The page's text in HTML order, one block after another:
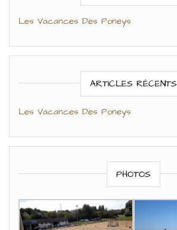
Les Vacances Des Poneys
ARTICLES RÉCENTS
Les Vacances Des Poneys
PHOTOS